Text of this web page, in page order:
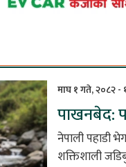
माघ १ गते, २०८२ -
पाखनबेद:
नेपाली पहाडी
शक्तिशाली